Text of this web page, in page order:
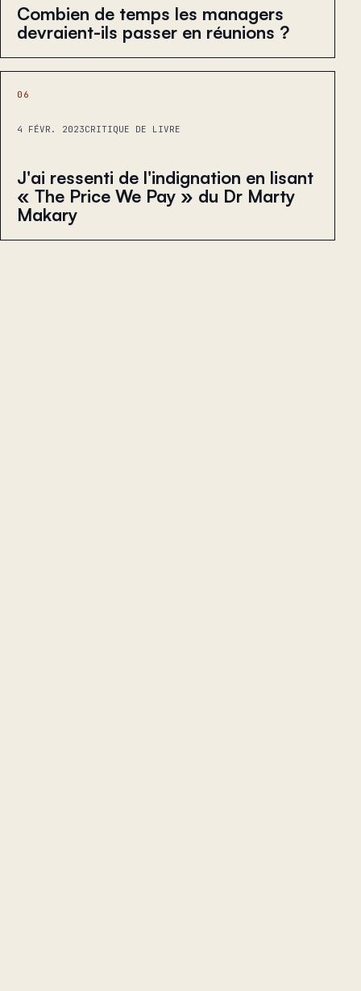
Combien de temps les managers
devraient-ils passer en réunions ?
06
4 FÉVR. 2023CRITIQUE DE LIVRE
J'ai ressenti de l'indignation en lisant
« The Price We Pay » du Dr Marty
Makary